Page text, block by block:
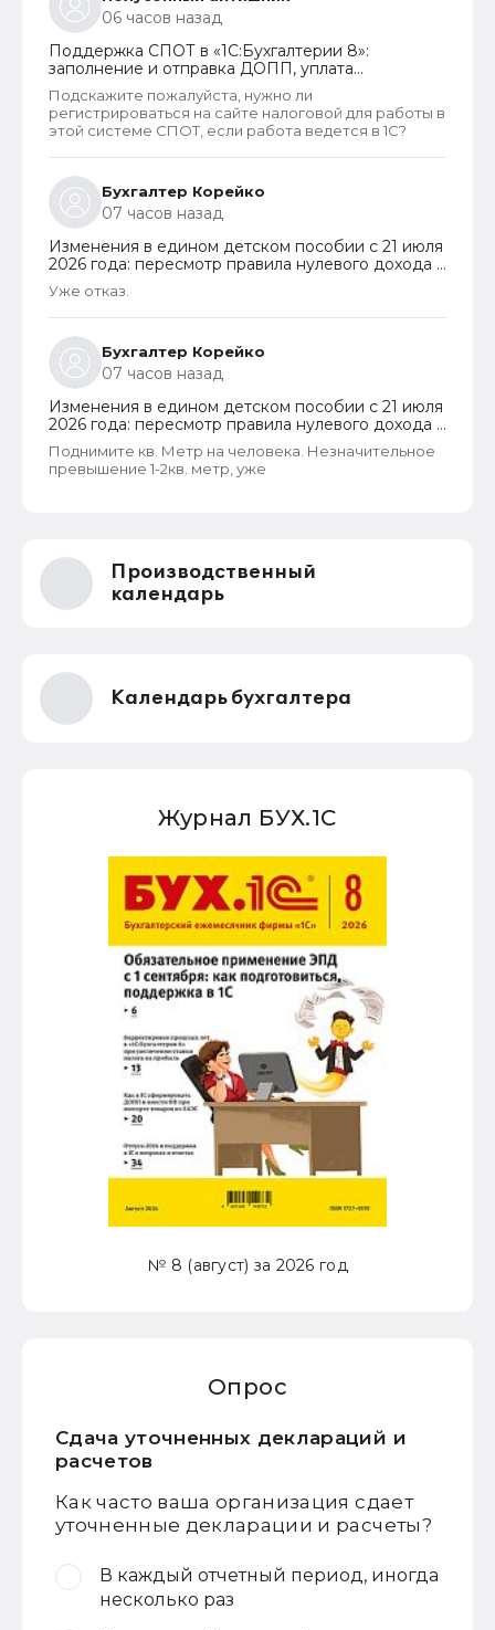
получают. Так что могу сказать что как то не
правельно распределены критерии оценивания
дохода.
06 часов назад
Поддержка СПОТ в «1С:Бухгалтерии 8»:
заполнение и отправка ДОПП, уплата
обеспечительного платежа и получение QR-
кода
Подскажите пожалуйста, нужно ли
регистрироваться на сайте налоговой для работы в
этой системе СПОТ, если работа ведется в 1С?
Бухгалтер Корейко
07 часов назад
Изменения в едином детском пособии с 21 июля
2026 года: пересмотр правила нулевого дохода и
новый порядок оформления пособий по месту
пребывания
Уже отказ.
Бухгалтер Корейко
07 часов назад
Изменения в едином детском пособии с 21 июля
2026 года: пересмотр правила нулевого дохода и
новый порядок оформления пособий по месту
пребывания
Поднимите кв. Метр на человека. Незначительное
превышение 1-2кв. метр, уже
Производственный
календарь
Календарь бухгалтера
Журнал БУХ.1С
№ 8 (август) за 2026 год
Опрос
Сдача уточненных деклараций и
расчетов
Как часто ваша организация сдает
уточненные декларации и расчеты?
В каждый отчетный период, иногда
несколько раз